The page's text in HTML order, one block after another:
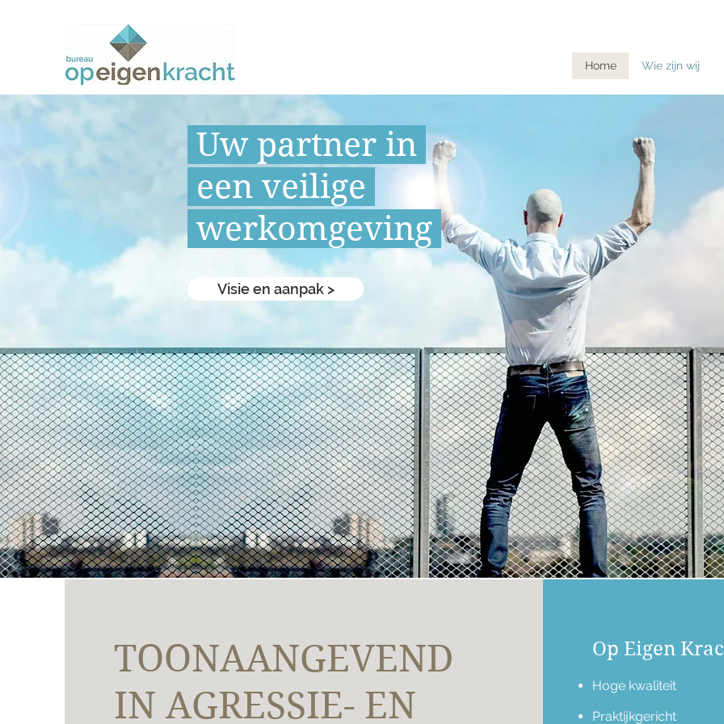
Home Wie zijn wij
Uw partner in
een veilige
werkomgeving
Visie en aanpak >
TOONAANGEVEND
IN AGRESSIE- EN
Op Eigen
Hoge kwaliteit
Praktijkgericht